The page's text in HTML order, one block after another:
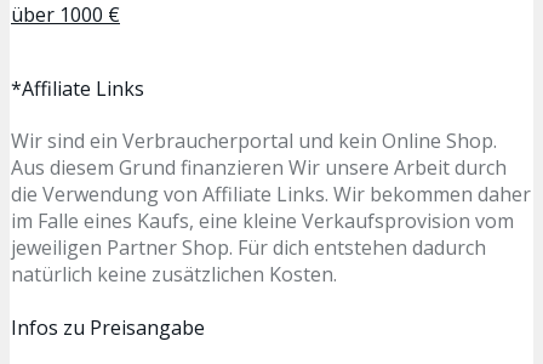
über 1000 €
*Affiliate Links
Wir sind ein Verbraucherportal und kein Online Shop.
Aus diesem Grund finanzieren Wir unsere Arbeit durch
die Verwendung von Affiliate Links. Wir bekommen daher
im Falle eines Kaufs, eine kleine Verkaufsprovision vom
jeweiligen Partner Shop. Für dich entstehen dadurch
natürlich keine zusätzlichen Kosten.
Infos zu Preisangabe